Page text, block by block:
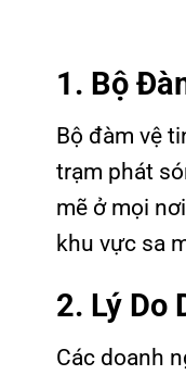
1. Bộ
Bộ đàm vệ
trạm phát
mẽ ở mọi
khu vực sa
2. Lý Do
Các doanh